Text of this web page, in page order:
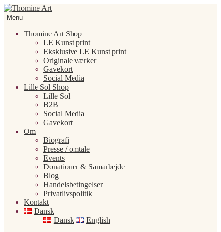
Spring
til
Spring
tilMenu
Thomine Art Shop
LE Kunst print
Eksklusive LE Kunst print
Originale værker
Gavekort
Social Media
Lille Sol Shop
Lille Sol
B2B
Social Media
Gavekort
Om
Biografi
Presse / omtale
Events
Donationer & Samarbejde
Blog
Handelsbetingelser
Privatlivspolitik
Kontakt
Dansk
Dansk
English